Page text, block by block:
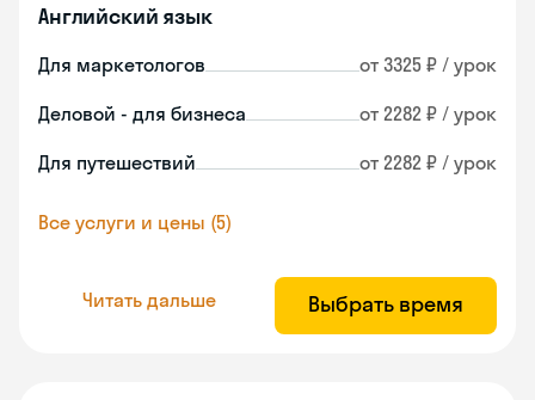
Английский язык
Для маркетологов от 3325 ₽ / урок
Деловой - для бизнеса от 2282 ₽ / урок
Для путешествий от 2282 ₽ / урок
Все услуги и цены (5)
Читать дальше Выбрать время